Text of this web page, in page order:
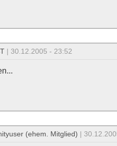
| 30.12.2005 - 23:52
(ehem. Mitglied) |